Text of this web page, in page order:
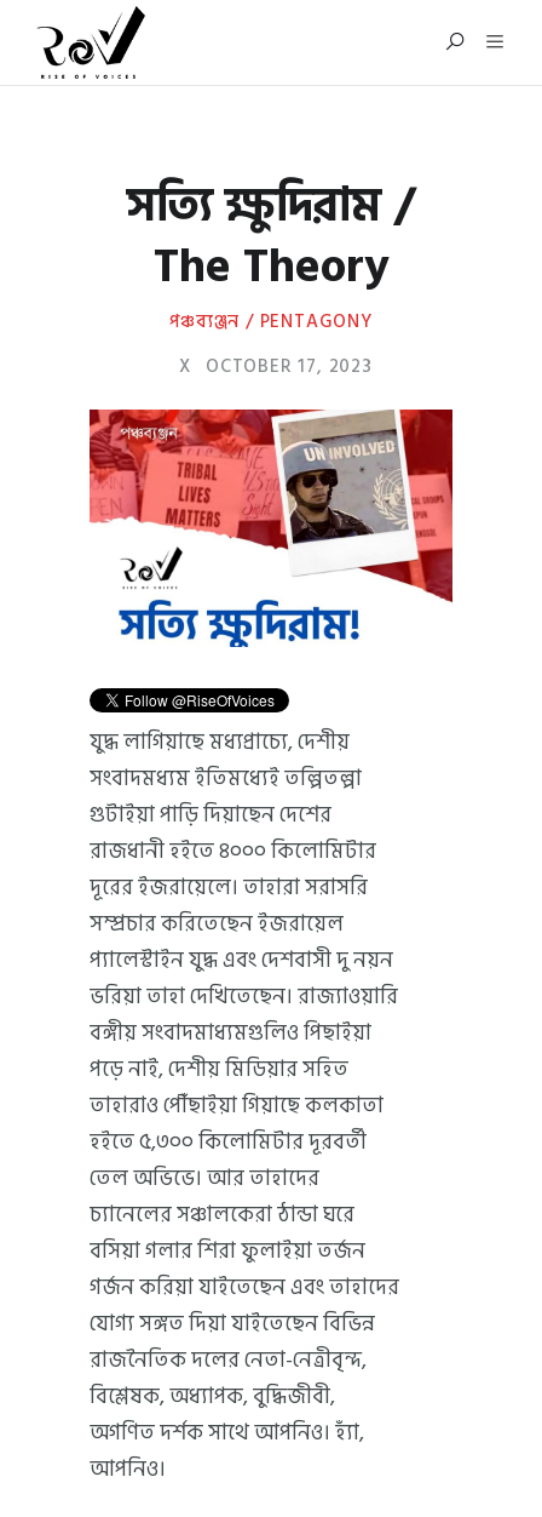
সত্যি ক্ষুদিরাম /
The Theory
পঞ্চব্যঞ্জন / PENTAGONY
X OCTOBER 17, 2023
যুদ্ধ লাগিয়াছে মধ্যপ্রাচ্যে, দেশীয়
সংবাদমধ্যম ইতিমধ্যেই তল্পিতল্পা
গুটাইয়া পাড়ি দিয়াছেন দেশের
রাজধানী হইতে ৪০০০ কিলোমিটার
দূরের ইজরায়েলে। তাহারা সরাসরি
সম্প্রচার করিতেছেন ইজরায়েল
প্যালেস্টাইন যুদ্ধ এবং দেশবাসী দু নয়ন
ভরিয়া তাহা দেখিতেছেন। রাজ্যাওয়ারি
বঙ্গীয় সংবাদমাধ্যমগুলিও পিছাইয়া
পড়ে নাই, দেশীয় মিডিয়ার সহিত
তাহারাও পৌঁছাইয়া গিয়াছে কলকাতা
হইতে ৫,৩০০ কিলোমিটার দূরবর্তী
তেল অভিভে। আর তাহাদের
চ্যানেলের সঞ্চালকেরা ঠান্ডা ঘরে
বসিয়া গলার শিরা ফুলাইয়া তর্জন
গর্জন করিয়া যাইতেছেন এবং তাহাদের
যোগ্য সঙ্গত দিয়া যাইতেছেন বিভিন্ন
রাজনৈতিক দলের নেতা-নেত্রীবৃন্দ,
বিশ্লেষক, অধ্যাপক, বুদ্ধিজীবী,
অগণিত দর্শক সাথে আপনিও। হ্যাঁ,
আপনিও।